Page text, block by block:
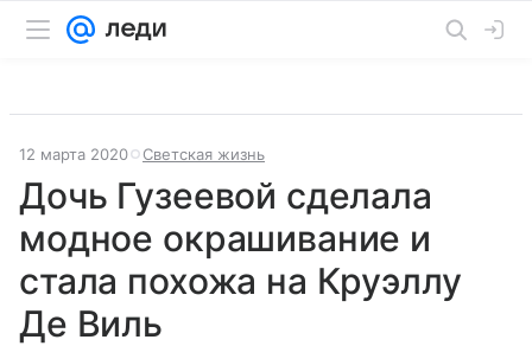
12 марта 2020 Светская жизнь
Дочь Гузеевой сделала
модное окрашивание и
стала похожа на Круэллу
Де Виль